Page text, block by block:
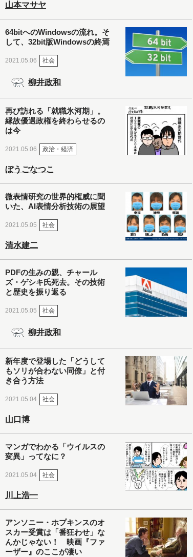
山本マサヤ
64bitへのWindowsの流れ。そ
して、32bit版Windowsの終焉
2021.05.06 社会
柳井政和
再び訪れる「就職氷河期」。
縁故優遇政権を終わらせるの
は今
2021.05.06 政治・経済
ぼうごなつこ
微表情研究の世界的権威に聞
いた、AI表情分析技術の展望
2021.05.05 社会
清水建二
PDFの生みの親、チャール
ズ・ゲシキ氏死去。その技術
と歴史を振り返る
2021.05.05 社会
柳井政和
新年度で登場した「どうして
もソリが合わない同僚」と付
き合う方法
2021.05.04 社会
山口博
マンガでわかる「ウイルスの
変異」ってなに？
2021.05.04 社会
川上浩一
アンソニー・ホプキンスのオ
スカー受賞は「番狂わせ」な
んかじゃない！ 映画『ファ
ーザー』のここが凄い